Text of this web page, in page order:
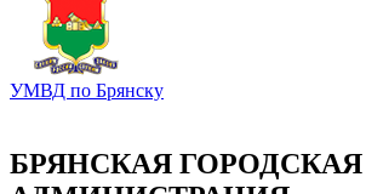
УМВД по Брянску
БРЯНСКАЯ ГОРОДСКАЯ